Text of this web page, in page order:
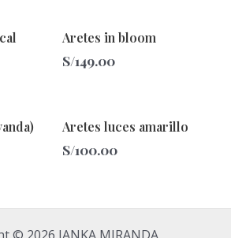
Aretes in bloom
S/149.00
Aretes luces amarillo
S/100.00